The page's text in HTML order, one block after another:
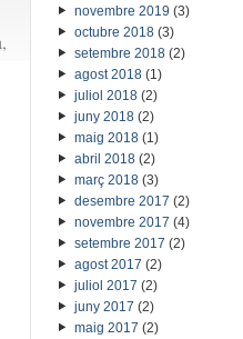
novembre 2019 (3)
octubre 2018(3)
setembre 2018(2)
agost 2018(1)
juliol 2018(2)
juny 2018(2)
maig 2018(1)
abril 2018(2)
març 2018(3)
desembre 2017 (2)
novembre 2017 (4)
setembre 2017 (2)
agost 2017 (2)
juliol 2017 (2)
juny 2017 (2)
maig 2017 (2)